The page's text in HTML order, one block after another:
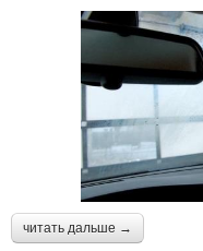
читать дальше →